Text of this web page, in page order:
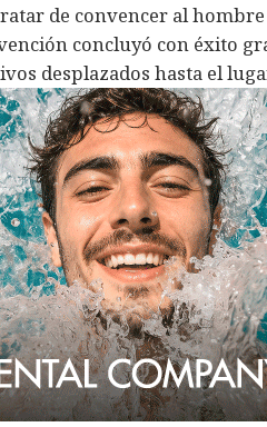
de convencer al hombre
concluyó con éxito
desplazados hasta el